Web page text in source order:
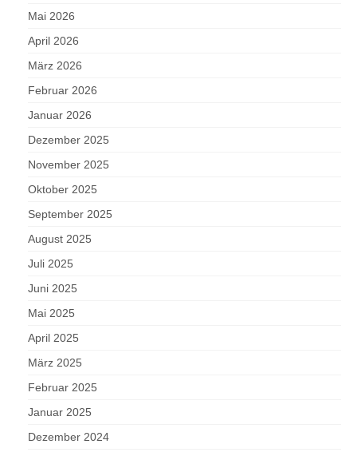
Mai 2026
April 2026
März 2026
Februar 2026
Januar 2026
Dezember 2025
November 2025
Oktober 2025
September 2025
August 2025
Juli 2025
Juni 2025
Mai 2025
April 2025
März 2025
Februar 2025
Januar 2025
Dezember 2024